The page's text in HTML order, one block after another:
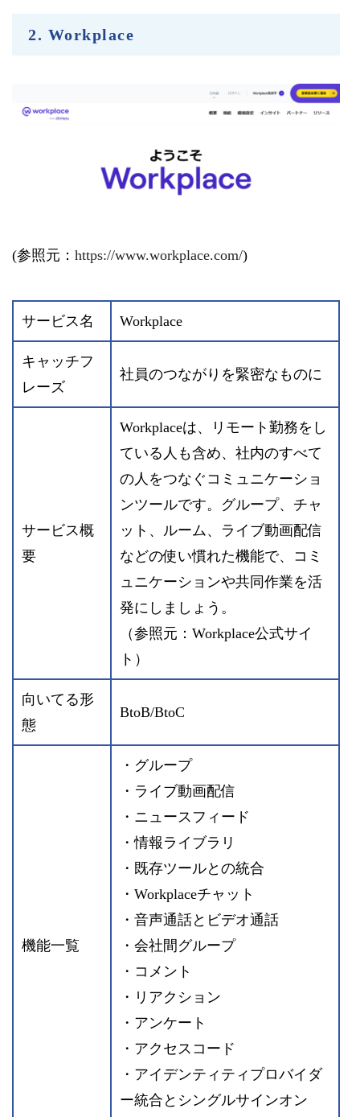
2. Workplace
(参照元： https://www.workplace.com/)
サービス名 Workplace
キャッチフ
レーズ
社員のつながりを緊密なものに
サービス概
要
Workplaceは、リモート勤務をし
ている人も含め、社内のすべて
の人をつなぐコミュニケーショ
ンツールです。グループ、チャ
ット、ルーム、ライブ動画配信
などの使い慣れた機能で、コミ
ュニケーションや共同作業を活
発にしましょう。
（参照元：Workplace公式サイ
ト）
向いてる形
態
BtoB/BtoC
機能一覧
・グループ
・ライブ動画配信
・ニュースフィード
・情報ライブラリ
・既存ツールとの統合
・Workplaceチャット
・音声通話とビデオ通話
・会社間グループ
・コメント
・リアクション
・アンケート
・アクセスコード
・アイデンティティプロバイダ
ー統合とシングルサインオン